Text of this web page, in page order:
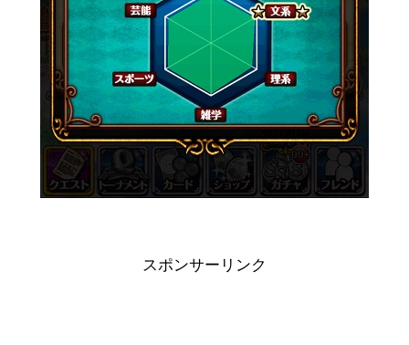
スポンサーリンク